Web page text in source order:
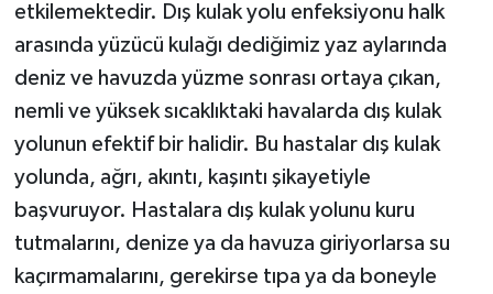
etkilemektedir. Dış kulak yolu enfeksiyonu halk
arasında yüzücü kulağı dediğimiz yaz aylarında
deniz ve havuzda yüzme sonrası ortaya çıkan,
nemli ve yüksek sıcaklıktaki havalarda dış kulak
yolunun efektif bir halidir. Bu hastalar dış kulak
yolunda, ağrı, akıntı, kaşıntı şikayetiyle
başvuruyor. Hastalara dış kulak yolunu kuru
tutmalarını, denize ya da havuza giriyorlarsa su
kaçırmamalarını, gerekirse tıpa ya da boneyle